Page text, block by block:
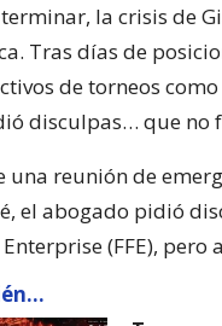
la crisis de
Tras días de
de torneos
disculpas… que no
una reunión de
el abogado pidió
(FFE),